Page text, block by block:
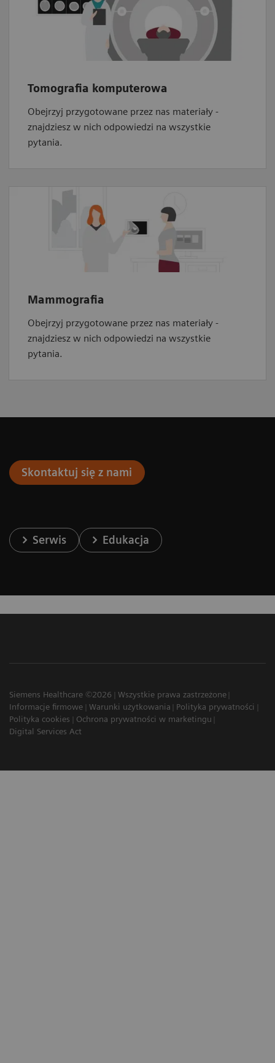
Tomografia komputerowa
Obejrzyj przygotowane przez nas materiały -
znajdziesz w nich odpowiedzi na wszystkie
pytania.
Mammografia
Obejrzyj przygotowane przez nas materiały -
znajdziesz w nich odpowiedzi na wszystkie
pytania.
Skontaktuj się z nami
Serwis Edukacja
Siemens Healthcare ©2026
Wszystkie prawa zastrzeżone
Informacje firmowe
Warunki użytkowania
Polityka prywatności
Polityka cookies
Ochrona prywatności w marketingu
Digital Services Act